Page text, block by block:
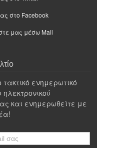
στο Facebook
μας μέσω Mail
ενημερωτικό
και ενημερωθείτε με